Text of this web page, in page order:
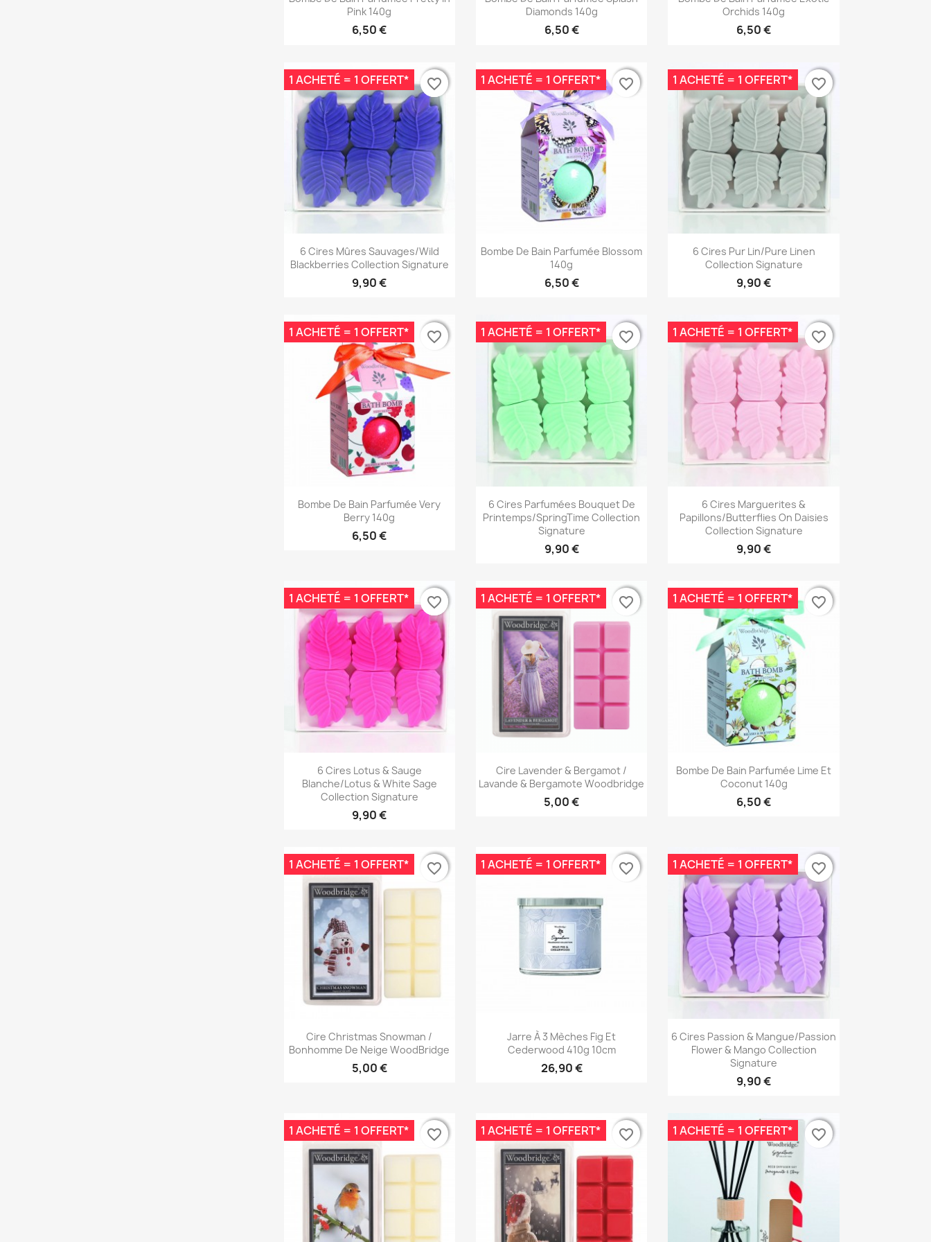
Pink 140g
6,50 €
Diamonds 140g
6,50 €
Orchids 140g
6,50 €
Aperçu rapide
6 Cires Mûres Sauvages/Wild
Blackberries Collection Signature
9,90 €
1 ACHETÉ = 1 OFFERT* favorite_border
favorite_border
 Aperçu rapide
Bombe De Bain Parfumée Blossom
140g
6,50 €
1 ACHETÉ = 1 OFFERT* favorite_border
favorite_border
Aperçu rapide
6 Cires Pur Lin/Pure Linen
Collection Signature
9,90 €
1 ACHETÉ = 1 OFFERT* favorite_border
favorite_border
Aperçu rapide
Bombe De Bain Parfumée Very
Berry 140g
6,50 €
1 ACHETÉ = 1 OFFERT* favorite_border
favorite_border
Aperçu rapide
6 Cires Parfumées Bouquet De
Printemps/SpringTime Collection
Signature
9,90 €
1 ACHETÉ = 1 OFFERT* favorite_border
favorite_border
Aperçu rapide
6 Cires Marguerites &
Papillons/Butterflies On Daisies
Collection Signature
9,90 €
1 ACHETÉ = 1 OFFERT* favorite_border
favorite_border
Aperçu rapide
6 Cires Lotus & Sauge
Blanche/Lotus & White Sage
Collection Signature
9,90 €
1 ACHETÉ = 1 OFFERT* favorite_border
favorite_border
Aperçu rapide
Cire Lavender & Bergamot /
Lavande & Bergamote Woodbridge
5,00 €
1 ACHETÉ = 1 OFFERT* favorite_border
favorite_border
Aperçu rapide
Bombe De Bain Parfumée Lime Et
Coconut 140g
6,50 €
1 ACHETÉ = 1 OFFERT* favorite_border
favorite_border
Aperçu rapide
Cire Christmas Snowman /
Bonhomme De Neige WoodBridge
5,00 €
1 ACHETÉ = 1 OFFERT* favorite_border
favorite_border
Aperçu rapide
Jarre À 3 Mèches Fig Et
Cederwood 410g 10cm
26,90 €
1 ACHETÉ = 1 OFFERT* favorite_border
favorite_border
Aperçu rapide
6 Cires Passion & Mangue/Passion
Flower & Mango Collection
Signature
9,90 €
1 ACHETÉ = 1 OFFERT* favorite_border
favorite_border
1 ACHETÉ = 1 OFFERT* favorite_border
favorite_border 1 ACHETÉ = 1 OFFERT* favorite_border
favorite_border 1 ACHETÉ = 1 OFFERT* favorite_border
favorite_border